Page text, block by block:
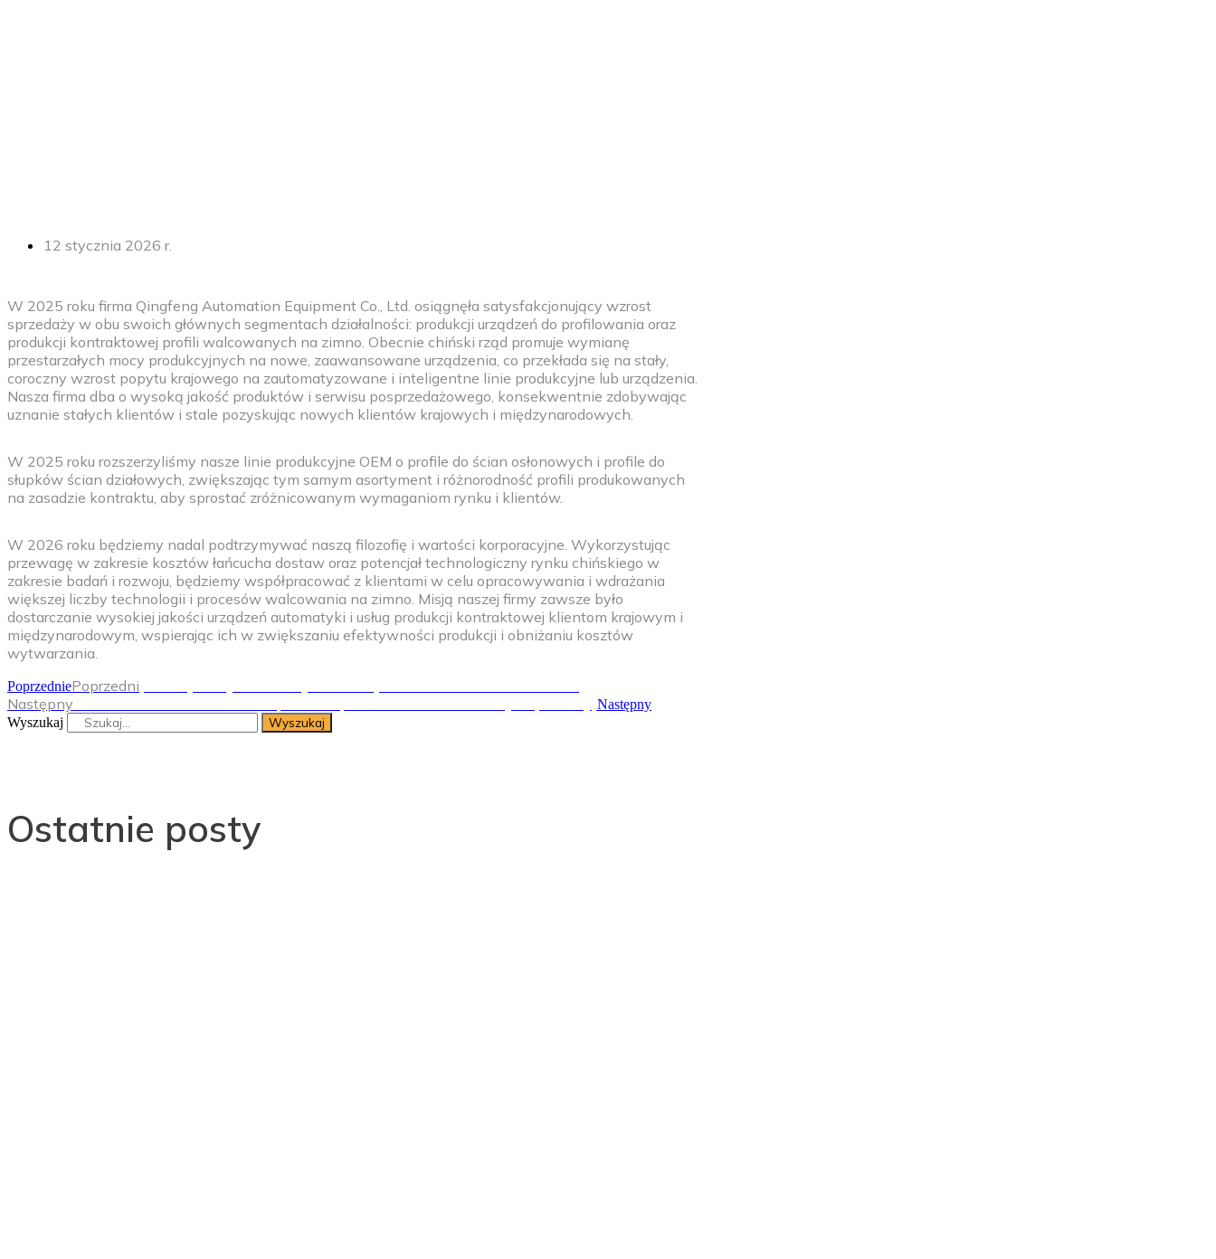
12 stycznia 2026 r.
W 2025 roku firma Qingfeng Automation Equipment Co., Ltd. osiągnęła satysfakcjonujący wzrost
sprzedaży w obu swoich głównych segmentach działalności: produkcji urządzeń do profilowania oraz
produkcji kontraktowej profili walcowanych na zimno. Obecnie chiński rząd promuje wymianę
przestarzałych mocy produkcyjnych na nowe, zaawansowane urządzenia, co przekłada się na stały,
coroczny wzrost popytu krajowego na zautomatyzowane i inteligentne linie produkcyjne lub urządzenia.
Nasza firma dba o wysoką jakość produktów i serwisu posprzedażowego, konsekwentnie zdobywając
uznanie stałych klientów i stale pozyskując nowych klientów krajowych i międzynarodowych.
W 2025 roku rozszerzyliśmy nasze linie produkcyjne OEM o profile do ścian osłonowych i profile do
słupków ścian działowych, zwiększając tym samym asortyment i różnorodność profili produkowanych
na zasadzie kontraktu, aby sprostać zróżnicowanym wymaganiom rynku i klientów.
W 2026 roku będziemy nadal podtrzymywać naszą filozofię i wartości korporacyjne. Wykorzystując
przewagę w zakresie kosztów łańcucha dostaw oraz potencjał technologiczny rynku chińskiego w
zakresie badań i rozwoju, będziemy współpracować z klientami w celu opracowywania i wdrażania
większej liczby technologii i procesów walcowania na zimno. Misją naszej firmy zawsze było
dostarczanie wysokiej jakości urządzeń automatyki i usług produkcji kontraktowej klientom krajowym i
międzynarodowym, wspierając ich w zwiększaniu efektywności produkcji i obniżaniu kosztów
wytwarzania.
PoprzedniePoprzedni
Następny
Następny
Wyszukaj
Wyszukaj
Ostatnie posty